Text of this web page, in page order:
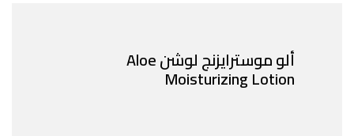
ألو موسترايزنج لوشن Aloe
Moisturizing Lotion